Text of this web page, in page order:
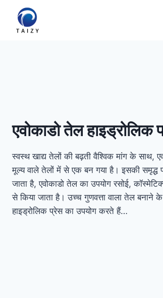
content
एवोकाडो तेल हाइड्रोलिक
स्वस्थ खाद्य तेलों की बढ़ती वैश्विक मांग के साथ,
मूल्य वाले तेलों में से एक बन गया है। इसकी समृद्ध
जाता है, एवोकाडो तेल का उपयोग रसोई,
से किया जाता है। उच्च गुणवत्ता वाला तेल बनाने
हाइड्रोलिक प्रेस का उपयोग करते हैं…